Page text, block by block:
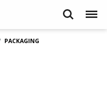
Search Menu
PACKAGING